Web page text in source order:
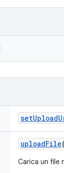
setUpload
uploadFile
Carica un file